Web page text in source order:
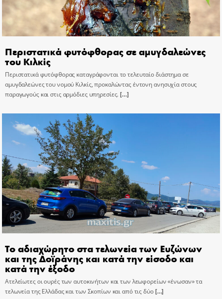
Περιστατικά φυτόφθορας σε αμυγδαλεώνες
του Κιλκίς
Περιστατικά φυτόφθορας καταγράφονται το τελευταίο διάστημα σε
αμυγδαλεώνες του νομού Κιλκίς, προκαλώντας έντονη ανησυχία στους
παραγωγούς και στις αρμόδιες υπηρεσίες.[…]
Το αδιαχώρητο στα τελωνεία των Ευζώνων
και της Δοϊράνης και κατά την είσοδο και
κατά την έξοδο
Ατελείωτες οι ουρές των αυτοκινήτων και των λεωφορείων «ένωσαν» τα
τελωνεία της Ελλάδας και των Σκοπίων και από τις δύο[…]